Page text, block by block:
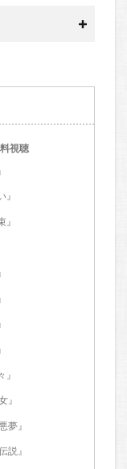
視聴
』
夢』
説』